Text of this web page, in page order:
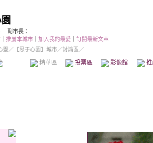
副市長：
推薦本城市 加入我的最愛
訂閱最新文章
靈 ／ 【思于心園】城市／討論區／
精華區 投票區 影像館